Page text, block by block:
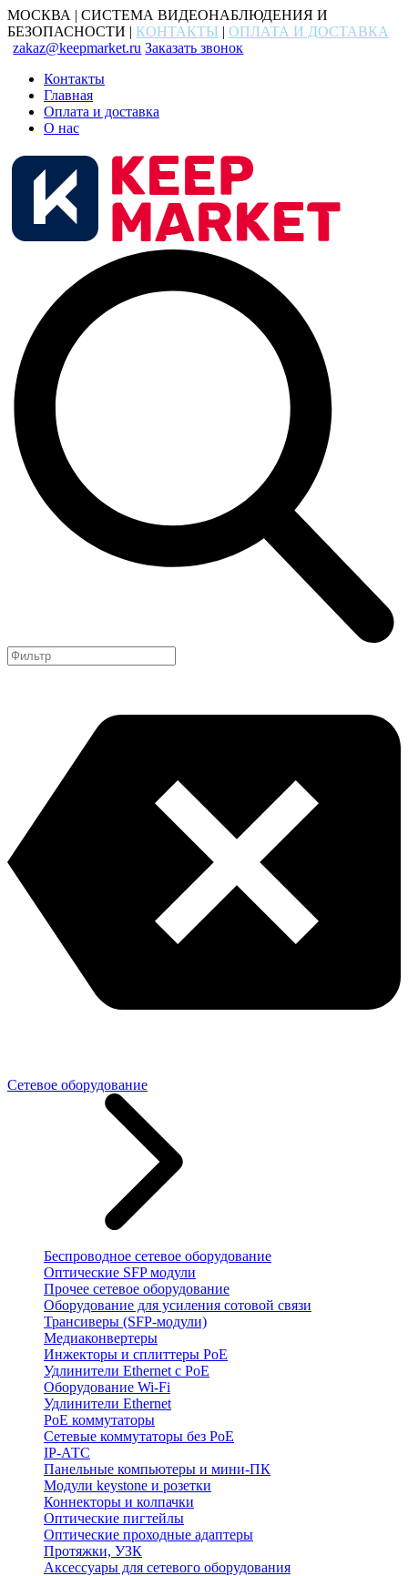
МОСКВА | СИСТЕМА ВИДЕОНАБЛЮДЕНИЯ И
БЕЗОПАСНОСТИ | КОНТАКТЫ | ОПЛАТА И ДОСТАВКА
zakaz@keepmarket.ru Заказать звонок
Контакты
Главная
Оплата и доставка
О нас
Сетевое оборудование
Беспроводное сетевое оборудование
Оптические SFP модули
Прочее сетевое оборудование
Оборудование для усиления сотовой связи
Трансиверы (SFP-модули)
Медиаконвертеры
Инжекторы и сплиттеры PoE
Удлинители Ethernet с PoE
Оборудование Wi-Fi
Удлинители Ethernet
PoE коммутаторы
Сетевые коммутаторы без PoE
IP-АТС
Панельные компьютеры и мини-ПК
Модули keystone и розетки
Коннекторы и колпачки
Оптические пигтейлы
Оптические проходные адаптеры
Протяжки, УЗК
Аксессуары для сетевого оборудования